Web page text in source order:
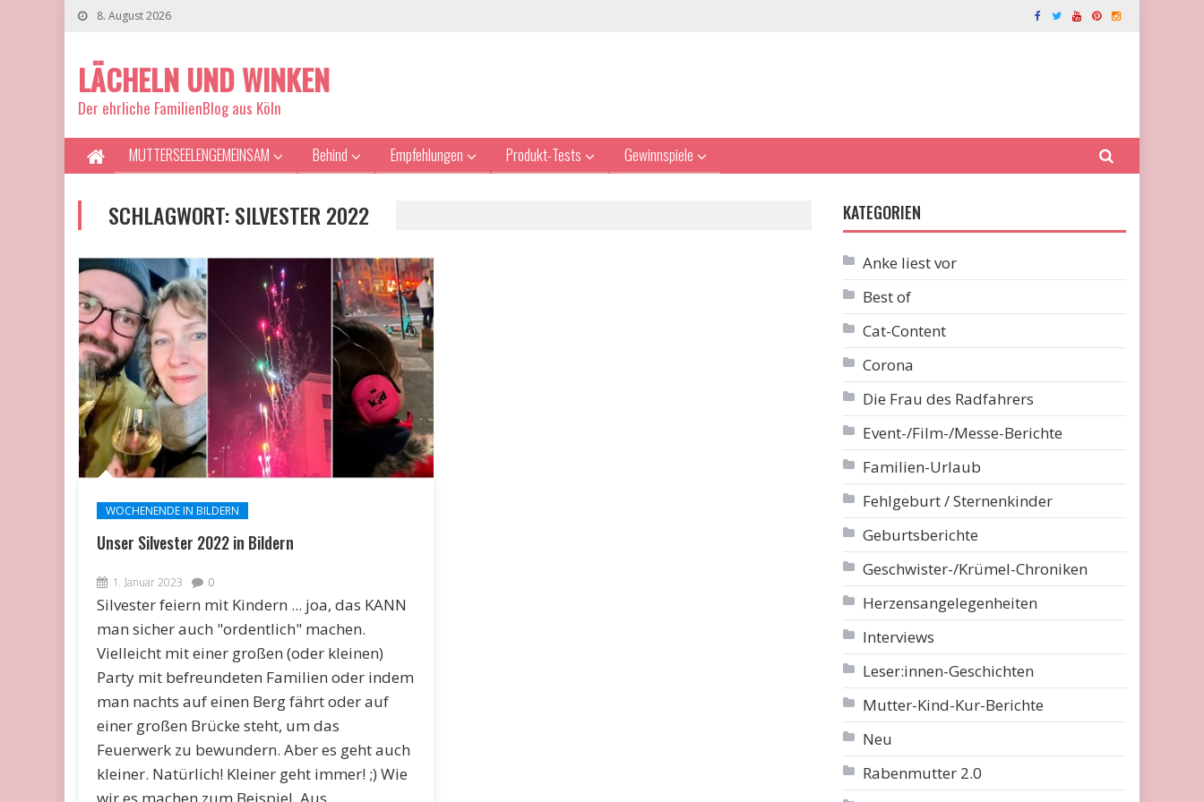
8. August 2026
LÄCHELN UND WINKEN
Der ehrliche FamilienBlog aus Köln
MUTTERSEELENGEMEINSAM Behind Empfehlungen Produkt-Tests Gewinnspiele
SCHLAGWORT:SILVESTER 2022
WOCHENENDE IN BILDERN
Unser Silvester 2022 in Bildern
1. Januar 2023 0
Silvester feiern mit Kindern ... joa, das KANN
man sicher auch "ordentlich" machen.
Vielleicht mit einer großen (oder kleinen)
Party mit befreundeten Familien oder indem
man nachts auf einen Berg fährt oder auf
einer großen Brücke steht, um das
Feuerwerk zu bewundern. Aber es geht auch
kleiner. Natürlich! Kleiner geht immer! ;) Wie
wir es machen zum Beispiel. Aus
KATEGORIEN
Anke liest vor
Best of
Cat-Content
Corona
Die Frau des Radfahrers
Event-/Film-/Messe-Berichte
Familien-Urlaub
Fehlgeburt / Sternenkinder
Geburtsberichte
Geschwister-/Krümel-Chroniken
Herzensangelegenheiten
Interviews
Leser:innen-Geschichten
Mutter-Kind-Kur-Berichte
Neu
Rabenmutter 2.0